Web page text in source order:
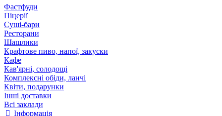
Фастфуди
Піцерії
Суші-бари
Ресторани
Шашлики
Крафтове пиво, напої, закуски
Кафе
Кав'ярні, солодощі
Комплексні обіди, ланчі
Квіти, подарунки
Інші доставки
Всі заклади
Інформація